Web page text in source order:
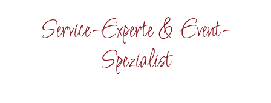
Service-Experte & Event-
Spezialist